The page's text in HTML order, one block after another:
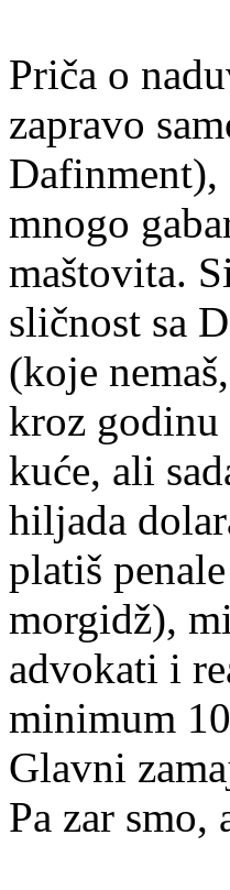
Priča o
zapravo
Dafinment),
mnogo
maštovita.
sličnost sa
(koje
kroz godinu
kuće, ali
hiljada
platiš
morgidž),
advokati i
minimum
Glavni
Pa zar